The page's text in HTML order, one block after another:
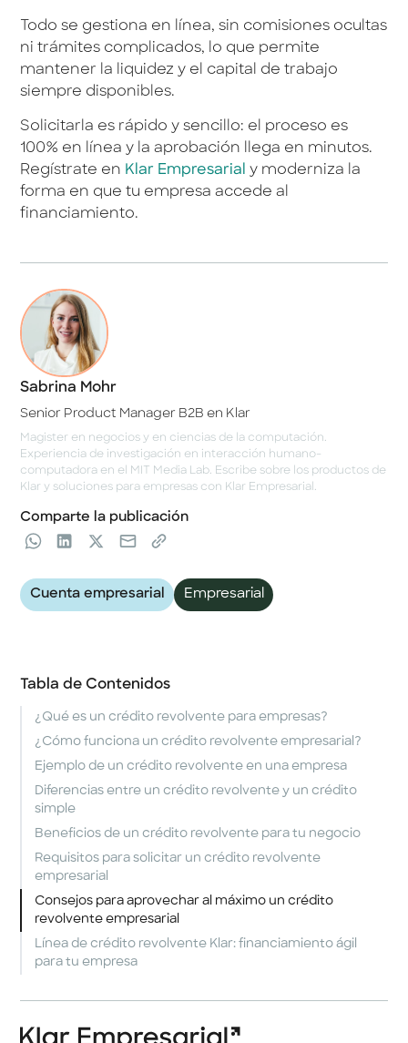
Tabla de Contenidos
¿Qué es un crédito revolvente para empresas?
¿Cómo funciona un crédito revolvente empresarial?
Ejemplo de un crédito revolvente en una empresa
Diferencias entre un crédito revolvente y un crédito
simple
Beneficios de un crédito revolvente para tu negocio
Requisitos para solicitar un crédito revolvente
empresarial
Consejos para aprovechar al máximo un crédito
revolvente empresarial
Línea de crédito revolvente Klar: financiamiento ágil
para tu empresa
Todo se gestiona en línea, sin comisiones ocultas
ni trámites complicados, lo que permite
mantener la liquidez y el capital de trabajo
siempre disponibles.
Solicitarla es rápido y sencillo: el proceso es
100% en línea y la aprobación llega en minutos.
Regístrate en Klar Empresarial y moderniza la
forma en que tu empresa accede al
financiamiento.
Sabrina Mohr
Senior Product Manager B2B en Klar
Magister en negocios y en ciencias de la computación.
Experiencia de investigación en interacción humano-
computadora en el MIT Media Lab. Escribe sobre los productos de
Klar y soluciones para empresas con Klar Empresarial.
Comparte la publicación
Cuenta empresarial Empresarial